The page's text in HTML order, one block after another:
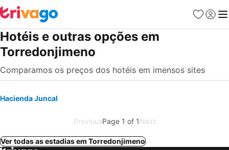
Favoritos
Iniciar
Hotéis e outras opções em
Torredonjimeno
Comparamos os preços dos hotéis em imensos sites
Hacienda Juncal
PreviousPage 1 of 1Next
Ver todas as estadias em Torredonjimeno